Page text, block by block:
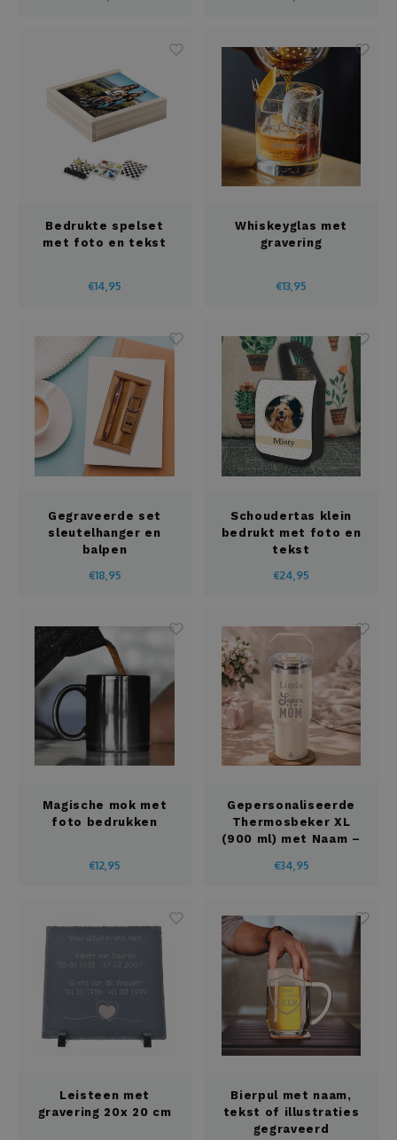
Bedrukte spelset
met foto en tekst
€14,95
Whiskeyglas met
gravering
€13,95
Gegraveerde set
sleutelhanger en
balpen
€18,95
Schoudertas klein
bedrukt met foto en
tekst
€24,95
Magische mok met
foto bedrukken
€12,95
Gepersonaliseerde
Thermosbeker XL
(900 ml) met Naam –
€34,95
Leisteen met
gravering 20x 20 cm
Bierpul met naam,
tekst of illustraties
gegraveerd